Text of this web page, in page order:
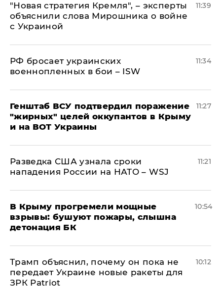
"Новая стратегия Кремля", – эксперты
объяснили слова Мирошника о войне
с Украиной
11:39
РФ бросает украинских
военнопленных в бои – ISW
11:34
Генштаб ВСУ подтвердил поражение
"жирных" целей оккупантов в Крыму
и на ВОТ Украины
11:27
Разведка США узнала сроки
нападения России на НАТО – WSJ
11:21
В Крыму прогремели мощные
взрывы: бушуют пожары, слышна
детонация БК
10:54
Трамп объяснил, почему он пока не
передает Украине новые ракеты для
ЗРК Patriot
10:12